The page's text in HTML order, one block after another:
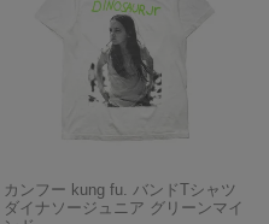
カンフー kung fu. バンドTシャツ
ダイナソージュニア グリーンマイ